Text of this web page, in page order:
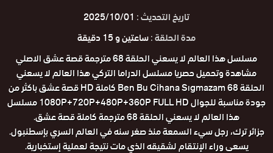
تاريخ التحديث : 2025/10/01
مدة الحلقة :ساعتين و 15 دقيقة
مسلسل هذا العالم لا يسعني الحلقة 68 مترجمة قصة عشق الاصلي
مشاهدة وتحميل حصريا مسلسل الدراما التركي هذا العالم لا يسعني
الحلقة 68 Ben Bu Cihana Sıgmazam كاملة HD قصة عشق باكثر من
جودة مناسبة للجوال 1080P+720P+480P+360P FULL HD مسلسل
هذا العالم لا يسعني الحلقة 68 مترجمة كاملة قصة عشق.
جزائر ترك، رجل سيء السمعة منذ صغر سنه في العالم السري بإسطنبول.
يسعى وراء الإنتقام لشقيقه الذي مات نتيجة لعملية إستخبارية.